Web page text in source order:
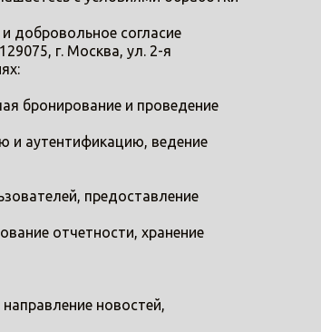
добровольное согласие
г. Москва, ул. 2-я
бронирование и проведение
и аутентификацию, ведение
предоставление
отчетности, хранение
новостей,